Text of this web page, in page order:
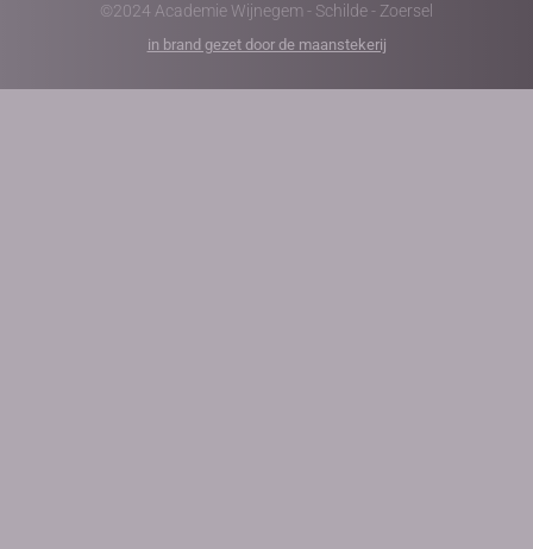
©2024 Academie Wijnegem - Schilde - Zoersel
in brand gezet door de maanstekerij